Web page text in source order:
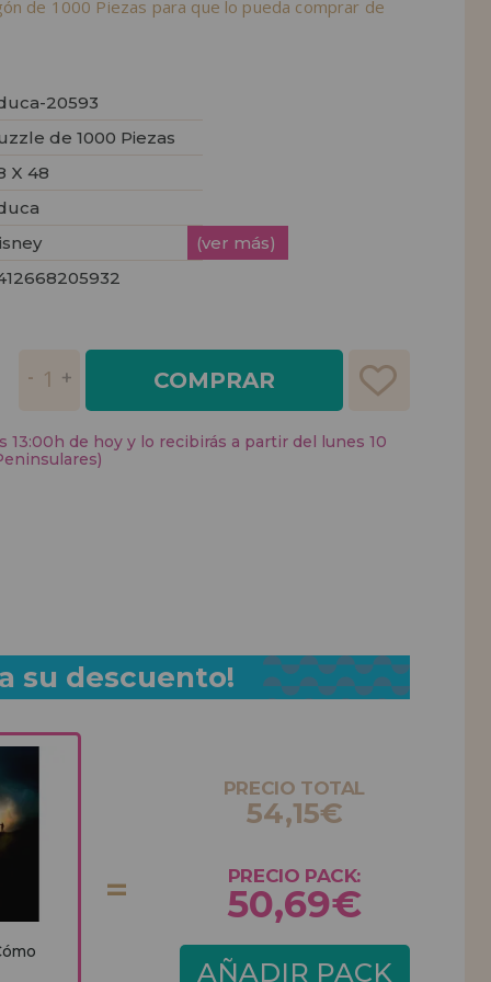
de 1000 Piezas para que lo pueda comprar de
20593
de 1000 Piezas
X 48
(ver más)
COMPRAR
13:00h de hoy y lo recibirás a partir del lunes 10
su descuento!
PRECIO TOTAL
54,15€
PRECIO PACK:
50,69€
AÑADIR PACK